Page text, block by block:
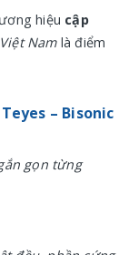
hiệu cập
Namlà điểm
Teyes – Bisonic
gọn từng